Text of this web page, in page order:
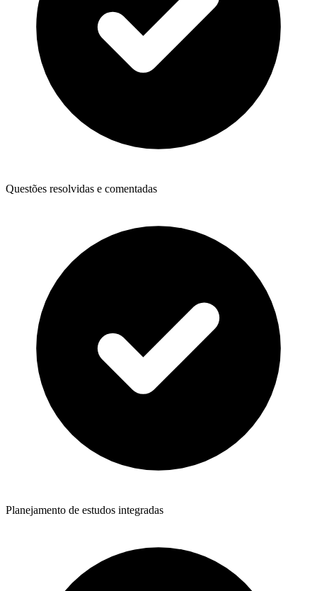
Questões resolvidas e comentadas
Planejamento de estudos integradas